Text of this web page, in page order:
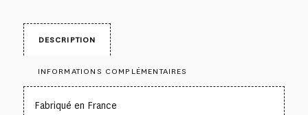
DESCRIPTION
INFORMATIONS COMPLÉMENTAIRES
Fabriqué en France